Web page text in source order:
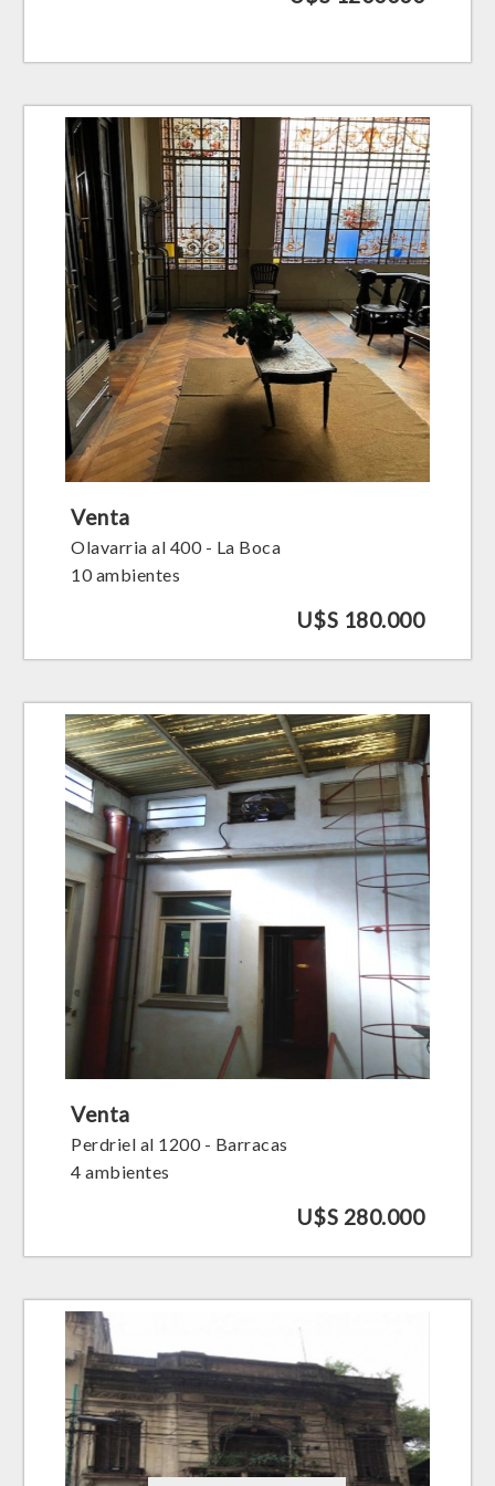
Venta
Olavarria al 400 - La Boca
10 ambientes
U$S 180.000
Venta
Perdriel al 1200 - Barracas
4 ambientes
U$S 280.000